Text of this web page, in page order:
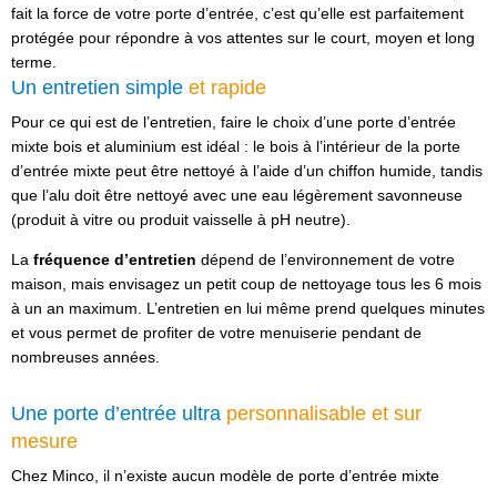
fait la force de votre porte d’entrée, c’est qu’elle est parfaitement
protégée pour répondre à vos attentes sur le court, moyen et long
terme.
Un entretien simple et rapide
Pour ce qui est de l’entretien, faire le choix d’une porte d’entrée
mixte bois et aluminium est idéal : le bois à l’intérieur de la porte
d’entrée mixte peut être nettoyé à l’aide d’un chiffon humide, tandis
que l’alu doit être nettoyé avec une eau légèrement savonneuse
(produit à vitre ou produit vaisselle à pH neutre).
La fréquence d’entretien dépend de l’environnement de votre
maison, mais envisagez un petit coup de nettoyage tous les 6 mois
à un an maximum. L’entretien en lui même prend quelques minutes
et vous permet de profiter de votre menuiserie pendant de
nombreuses années.
Une porte d’entrée ultra personnalisable et sur
mesure
Chez Minco, il n’existe aucun modèle de porte d’entrée mixte